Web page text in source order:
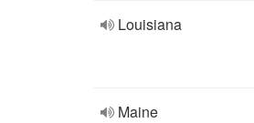
Louisiana
Maine